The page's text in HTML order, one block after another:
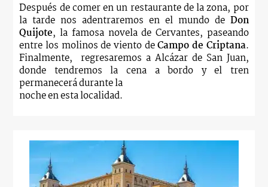
Después de comer en un restaurante de la zona, por
la tarde nos adentraremos en el mundo de Don
Quijote, la famosa novela de Cervantes, paseando
entre los molinos de viento deCampo de Criptana.
Finalmente, regresaremos a Alcázar de San Juan,
donde tendremos la cena a bordo y el tren
permanecerá durante la
noche en esta localidad.